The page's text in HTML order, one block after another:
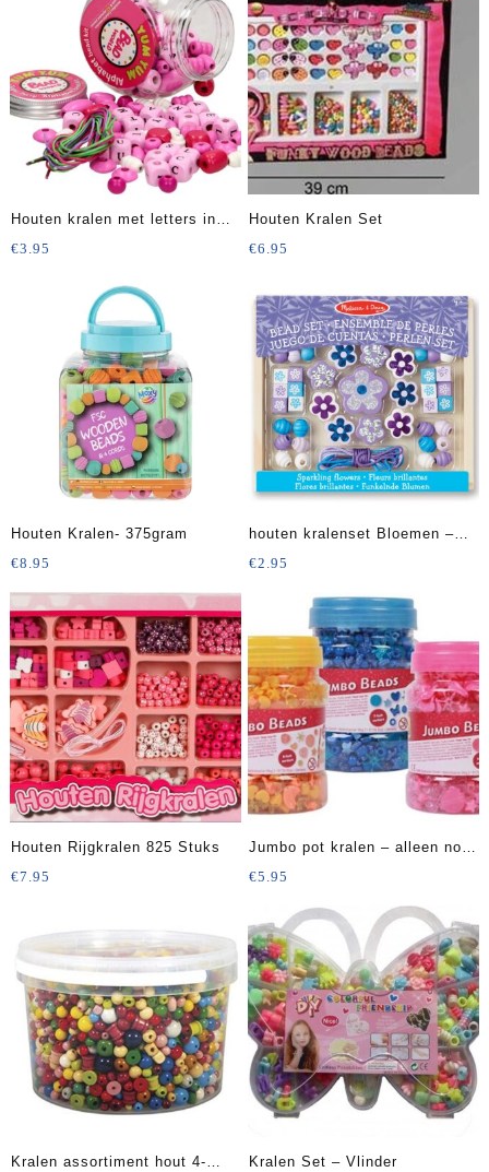
Houten kralen met letters in
stopfles
€3.95
Houten Kralen Set
€6.95
Houten Kralen- 375gram
€8.95
houten kralenset Bloemen –
klein doosje
€2.95
Houten Rijgkralen 825 Stuks
€7.95
Jumbo pot kralen – alleen nog
blauw
€5.95
Kralen assortiment hout 4-
Kralen Set – Vlinder